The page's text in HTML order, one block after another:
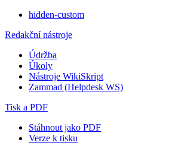
hidden-custom
Redakční nástroje
Údržba
Úkoly
Nástroje WikiSkript
Zammad (Helpdesk WS)
Tisk a PDF
Stáhnout jako PDF
Verze k tisku